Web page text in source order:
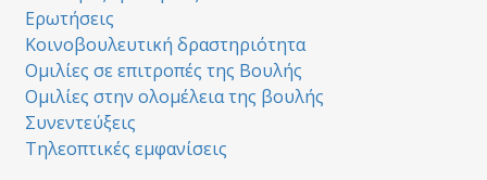
Ερωτήσεις
Κοινοβουλευτική δραστηριότητα
Ομιλίες σε επιτροπές της Βουλής
Ομιλίες στην ολομέλεια της βουλής
Συνεντεύξεις
Τηλεοπτικές εμφανίσεις